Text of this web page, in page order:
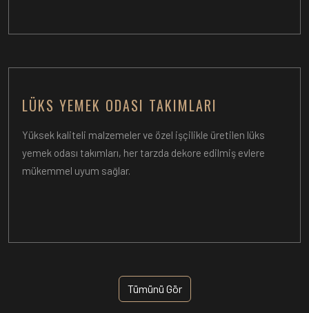
LÜKS YEMEK ODASI TAKIMLARI
Yüksek kaliteli malzemeler ve özel işçilikle üretilen lüks
yemek odası takımları, her tarzda dekore edilmiş evlere
mükemmel uyum sağlar.
Tümünü Gör